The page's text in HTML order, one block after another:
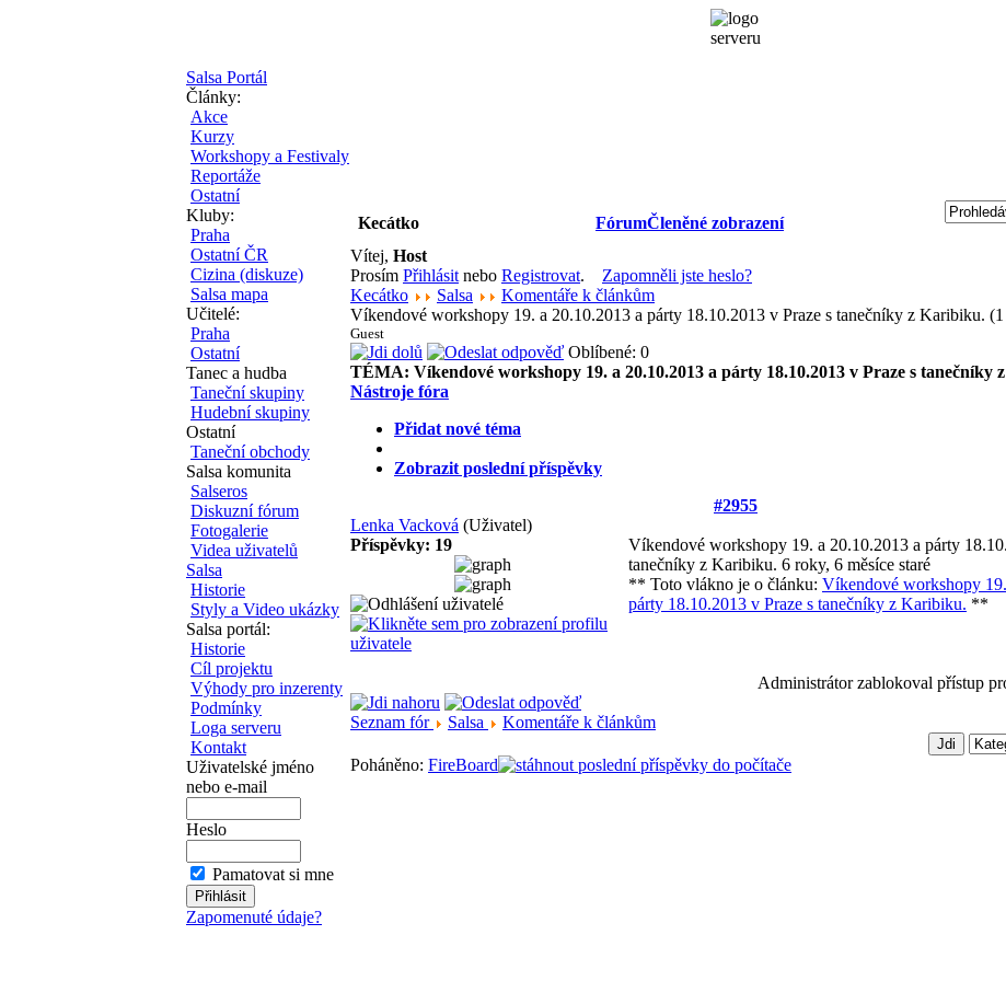
Salsa Portál
Články:
Akce
Kurzy
Workshopy a Festivaly
Reportáže
Ostatní
Kluby:
Praha
Ostatní ČR
Cizina (diskuze)
Salsa mapa
Učitelé:
Praha
Ostatní
Tanec a hudba
Taneční skupiny
Hudební skupiny
Ostatní
Taneční obchody
Salsa komunita
Salseros
Diskuzní fórum
Fotogalerie
Videa uživatelů
Salsa
Historie
Styly a Video ukázky
Salsa portál:
Historie
Cíl projektu
Výhody pro inzerenty
Podmínky
Loga serveru
Kontakt
Uživatelské jméno
nebo e-mail
Heslo
Pamatovat si mne
Zapomenuté údaje?
Kecátko FórumČleněné zobrazení
Vítej, Host
Prosím Přihlásit nebo Registrovat. Zapomněli jste heslo?
Kecátko
Salsa
Komentáře k článkům
Víkendové workshopy 19. a 20.10.2013 a párty 18.10.2013 v Praze s tanečníky z Karibiku.
Guest
Oblíbené: 0
TÉMA: Víkendové workshopy 19. a 20.10.2013 a párty 18.10.2013 v Praze s tanečníky
Nástroje fóra
Přidat nové téma
Zobrazit poslední příspěvky
#2955
Lenka Vacková (Uživatel)
Příspěvky: 19
Víkendové workshopy 19. a 20.10.2013 a párty
tanečníky z Karibiku. 6 roky, 6 měsíce staré
** Toto vlákno je o článku: Víkendové workshopy
párty 18.10.2013 v Praze s tanečníky z Karibiku. **
Administrátor zablokoval přístup
Seznam fór Salsa Komentáře k článkům
Poháněno: FireBoard